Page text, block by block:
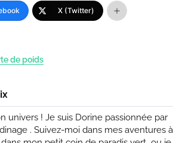
X (Twitter)
de poids
univers ! Je suis Dorine passionnée par
. Suivez-moi dans mes aventures à